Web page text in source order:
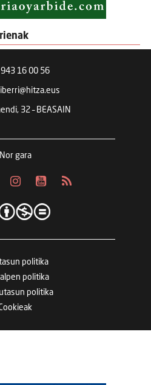
943 16 00 56
32 – BEASAIN
Nor gara
politika
politika
politika